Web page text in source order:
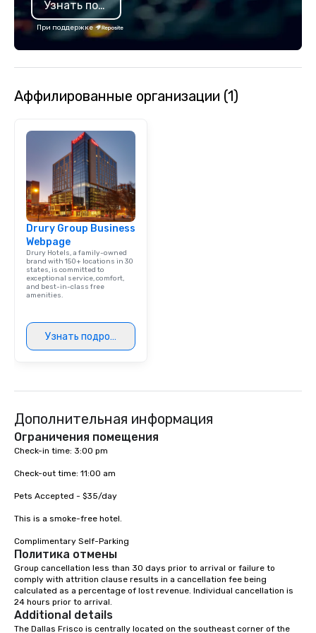
Узнать подробнее
При поддержке
Аффилированные организации (1)
Drury Group Business
Webpage
Drury Hotels, a family-owned
brand with 150+ locations in 30
states, is committed to
exceptional service, comfort,
and best-in-class free
amenities.
Узнать подробнее
Дополнительная информация
Ограничения помещения
Check-in time: 3:00 pm
Check-out time: 11:00 am
Pets Accepted - $35/day
This is a smoke-free hotel.
Complimentary Self-Parking
Политика отмены
Group cancellation less than 30 days prior to arrival or failure to
comply with attrition clause results in a cancellation fee being
calculated as a percentage of lost revenue. Individual cancellation is
24 hours prior to arrival.
Additional details
The Dallas Frisco is centrally located on the southeast corner of the